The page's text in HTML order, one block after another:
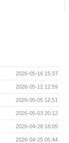
2026-05-16 15:37
2026-05-12 12:59
2026-05-05 12:51
2026-05-03 20:12
2026-04-28 18:05
2026-04-25 05:44